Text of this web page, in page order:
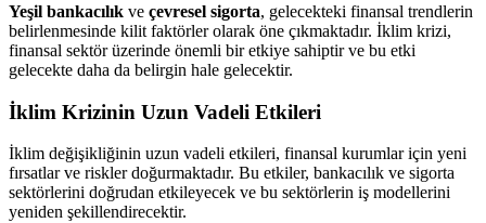
Yeşil bankacılık ve çevresel sigorta, gelecekteki finansal trendlerin
belirlenmesinde kilit faktörler olarak öne çıkmaktadır. İklim krizi,
finansal sektör üzerinde önemli bir etkiye sahiptir ve bu etki
gelecekte daha da belirgin hale gelecektir.
İklim Krizinin Uzun Vadeli Etkileri
İklim değişikliğinin uzun vadeli etkileri, finansal kurumlar için yeni
fırsatlar ve riskler doğurmaktadır. Bu etkiler, bankacılık ve sigorta
sektörlerini doğrudan etkileyecek ve bu sektörlerin iş modellerini
yeniden şekillendirecektir.